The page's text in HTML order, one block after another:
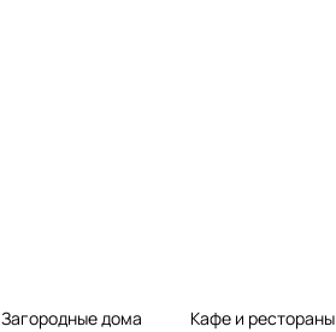
Загородные дома Кафе и рестораны